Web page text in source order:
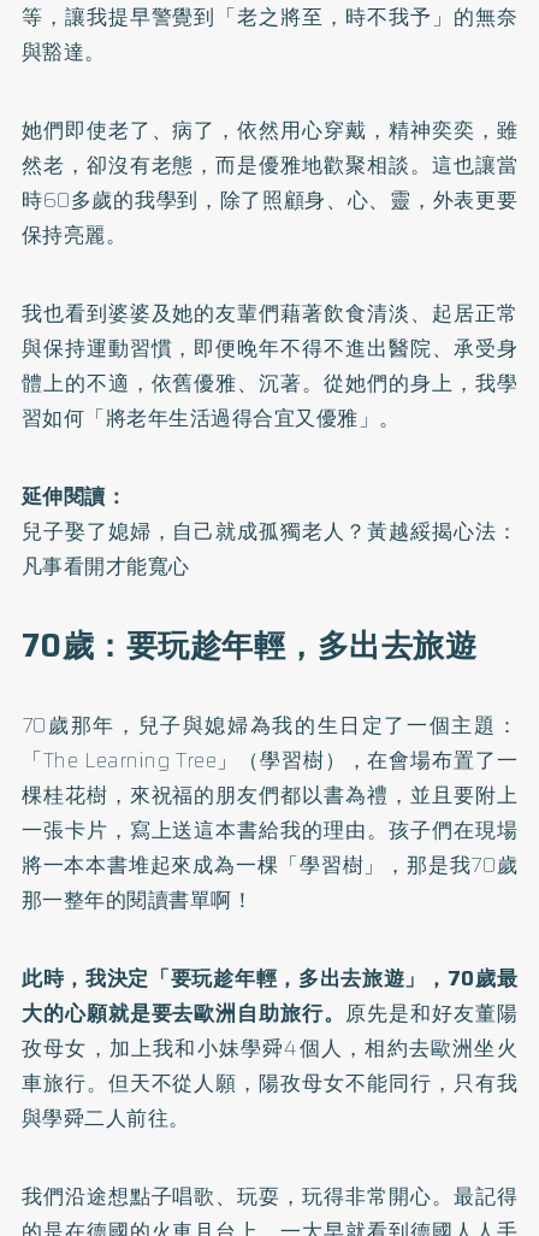
等，讓我提早警覺到「老之將至，時不我予」的無奈
與豁達。
她們即使老了、病了，依然用心穿戴，精神奕奕，雖
然老，卻沒有老態，而是優雅地歡聚相談。這也讓當
時60多歲的我學到，除了照顧身、心、靈，外表更要
保持亮麗。
我也看到婆婆及她的友輩們藉著飲食清淡、起居正常
與保持運動習慣，即便晚年不得不進出醫院、承受身
體上的不適，依舊優雅、沉著。從她們的身上，我學
習如何「將老年生活過得合宜又優雅」。
延伸閱讀：
兒子娶了媳婦，自己就成孤獨老人？黃越綏揭心法：
凡事看開才能寬心
70歲：要玩趁年輕，多出去旅遊
70歲那年，兒子與媳婦為我的生日定了一個主題：
「The Learning Tree」（學習樹），在會場布置了一
棵桂花樹，來祝福的朋友們都以書為禮，並且要附上
一張卡片，寫上送這本書給我的理由。孩子們在現場
將一本本書堆起來成為一棵「學習樹」，那是我70歲
那一整年的閱讀書單啊！
此時，我決定「要玩趁年輕，多出去旅遊」，70歲最
大的心願就是要去歐洲自助旅行。原先是和好友董陽
孜母女，加上我和小妹學舜4個人，相約去歐洲坐火
車旅行。但天不從人願，陽孜母女不能同行，只有我
與學舜二人前往。
我們沿途想點子唱歌、玩耍，玩得非常開心。最記得